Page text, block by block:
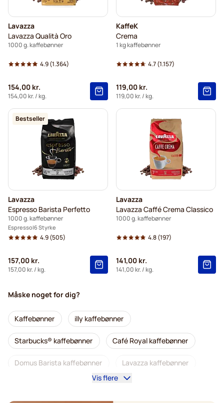
Lavazza
Lavazza Qualità Oro
1000 g. kaffebønner
4.9(1.364)
154,00 kr.
154,00 kr./ kg.
KaffeK
Crema
1 kg kaffebønner
4.7(1.157)
119,00 kr.
119,00 kr./ kg.
Bestseller
Lavazza
Espresso Barista Perfetto
1000 g. kaffebønner
Espresso 6 Styrke
4.9(505)
157,00 kr.
157,00 kr./ kg.
Lavazza
Lavazza Caffé Crema Classico
1000 g. kaffebønner
4.8(197)
141,00 kr.
141,00 kr./ kg.
Måske noget for dig?
Kaffebønner illy kaffebønner
Starbucks® kaffebønner Café Royal kaffebønner
Domus Barista kaffebønner Lavazza kaffebønner
Vis flere